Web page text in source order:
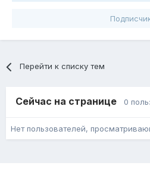
Перейти к списку тем
Сейчас на странице 0
Нет пользователей,